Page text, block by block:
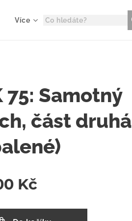
Více
75: Samotný
část druhá
Kč